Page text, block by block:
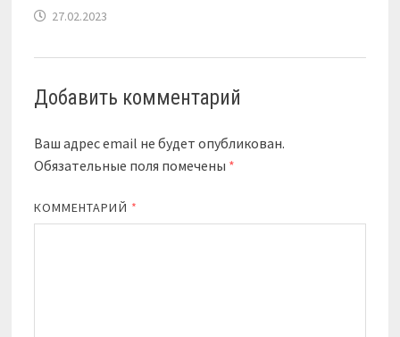
27.02.2023
Добавить комментарий
Ваш адрес email не будет опубликован.
Обязательные поля помечены *
КОММЕНТАРИЙ *